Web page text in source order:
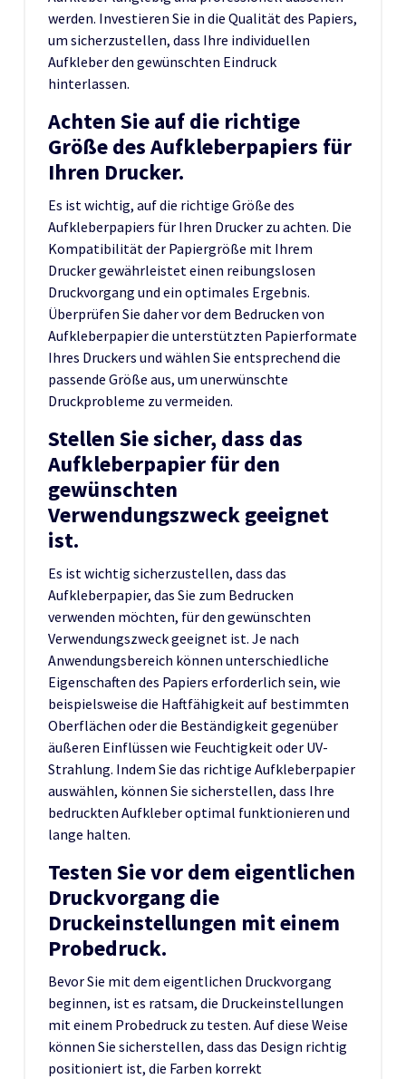
werden. Investieren Sie in die Qualität des Papiers,
um sicherzustellen, dass Ihre individuellen
Aufkleber den gewünschten Eindruck
hinterlassen.
Achten Sie auf die richtige
Größe des Aufkleberpapiers für
Ihren Drucker.
Es ist wichtig, auf die richtige Größe des
Aufkleberpapiers für Ihren Drucker zu achten. Die
Kompatibilität der Papiergröße mit Ihrem
Drucker gewährleistet einen reibungslosen
Druckvorgang und ein optimales Ergebnis.
Überprüfen Sie daher vor dem Bedrucken von
Aufkleberpapier die unterstützten Papierformate
Ihres Druckers und wählen Sie entsprechend die
passende Größe aus, um unerwünschte
Druckprobleme zu vermeiden.
Stellen Sie sicher, dass das
Aufkleberpapier für den
gewünschten
Verwendungszweck geeignet
ist.
Es ist wichtig sicherzustellen, dass das
Aufkleberpapier, das Sie zum Bedrucken
verwenden möchten, für den gewünschten
Verwendungszweck geeignet ist. Je nach
Anwendungsbereich können unterschiedliche
Eigenschaften des Papiers erforderlich sein, wie
beispielsweise die Haftfähigkeit auf bestimmten
Oberflächen oder die Beständigkeit gegenüber
äußeren Einflüssen wie Feuchtigkeit oder UV-
Strahlung. Indem Sie das richtige Aufkleberpapier
auswählen, können Sie sicherstellen, dass Ihre
bedruckten Aufkleber optimal funktionieren und
lange halten.
Testen Sie vor dem eigentlichen
Druckvorgang die
Druckeinstellungen mit einem
Probedruck.
Bevor Sie mit dem eigentlichen Druckvorgang
beginnen, ist es ratsam, die Druckeinstellungen
mit einem Probedruck zu testen. Auf diese Weise
können Sie sicherstellen, dass das Design richtig
positioniert ist, die Farben korrekt